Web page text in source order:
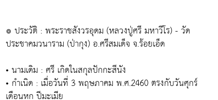
๏ ประวัติ : พระราชสังวรอุดม (หลวงปู่ศรี มหาวีโร) - วัด
ประชาคมวนาราม (ป่ากุง) อ.ศรีสมเด็จ จ.ร้อยเอ็ด
• นามเดิม : ศรี เกิดในสกุลปักกะสีนัง
• กำเนิด : เมื่อวันที่ 3 พฤษภาคม พ.ศ.2460 ตรงกับวันศุกร์
เดือนหก ปีมะเมีย